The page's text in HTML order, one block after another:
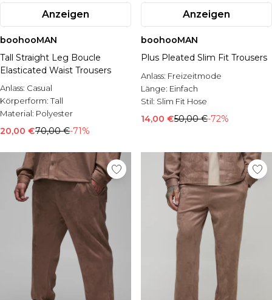
Anzeigen
boohooMAN
Tall Straight Leg Boucle
Elasticated Waist Trousers
Anlass: Casual
Körperform:Tall
Material: Polyester
20,00 €70,00 €-71%
Anzeigen
boohooMAN
Plus Pleated Slim Fit Trousers
Anlass: Freizeitmode
Länge: Einfach
Stil: Slim Fit Hose
14,00 €50,00 €-72%